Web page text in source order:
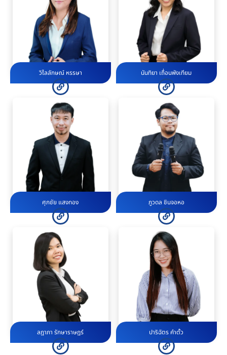
วิไลลักษณ์ หรรษา นันทิยา เถื่อนพังเทียม
ศุภชัย แสงทอง ภูวดล ชินจอหอ
ลฎาภา รักษาราษฎร์ ปาริฉัตร คำตั้ว